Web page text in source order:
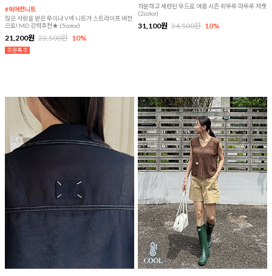
#에어컨니트
많은 사랑을 받은 루이나 V넥 니트가 스트라이프 버전
으로! MD 강력추천★ (5color)
21,200원 23,500원 10%
차분하고 세련된 무드로 여름 시즌 휘뚜루 마뚜루 자켓
(2color)
31,100원 34,500원 10%